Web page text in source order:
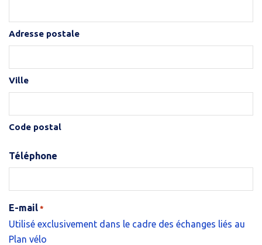
Adresse postale
Ville
Code postal
Téléphone
E-mail *
Utilisé exclusivement dans le cadre des échanges liés au
Plan vélo